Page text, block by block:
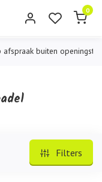
0
buiten openingstijden
Filters